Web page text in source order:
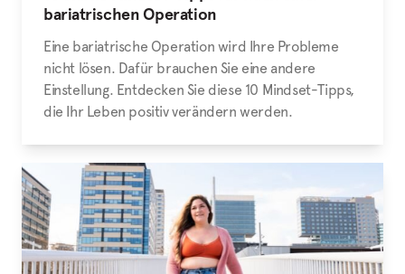
bariatrischen Operation
Eine bariatrische Operation wird Ihre Probleme
nicht lösen. Dafür brauchen Sie eine andere
Einstellung. Entdecken Sie diese 10 Mindset-Tipps,
die Ihr Leben positiv verändern werden.